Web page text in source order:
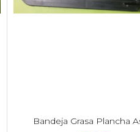
Bandeja Grasa Plancha